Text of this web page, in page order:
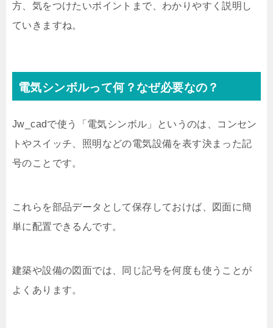
方、気をつけたいポイントまで、わかりやすく説明し
ていきますね。
電気シンボルって何？なぜ必要なの？
Jw_cadで使う「電気シンボル」というのは、コンセン
トやスイッチ、照明などの電気設備を表す決まった記
号のことです。
これらを部品データとして保存しておけば、図面に簡
単に配置できるんです。
建築や設備の図面では、同じ記号を何度も使うことが
よくあります。